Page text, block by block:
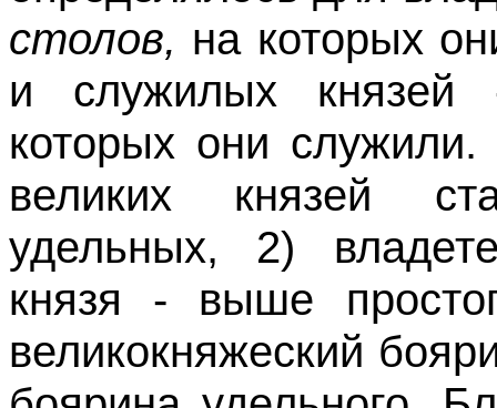
столов, на которых
и служилых
которых они
великих князей
удельных, 2)
князя - выше
великокняжеский